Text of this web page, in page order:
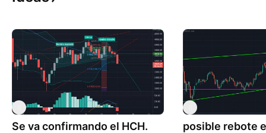
Se va confirmando el HCH. posible rebote